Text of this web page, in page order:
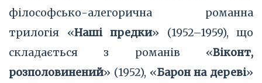
філософсько-алегорична романна
трилогія «Наші предки» (1952–1959), що
складається з романів «Віконт,
розполовинений» (1952), «Барон на дереві»